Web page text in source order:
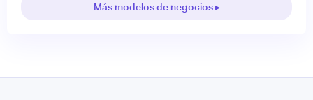
Más modelos de negocios ▸